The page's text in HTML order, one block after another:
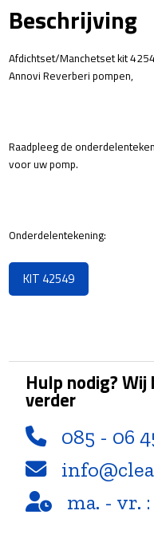
3
Beschrijving
Afdichtset/Manchetset kit
Annovi Reverberi pompen,
Raadpleeg de
voor uw pomp.
Onderdelentekening:
KIT 42549
Hulp nodig?
verder
085 - 06
ma. - vr.